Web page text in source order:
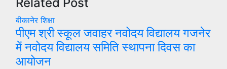
बीकानेरशिक्षा
पीएम श्री स्कूल जवाहर नवोदय विद्यालय गजनेर
में नवोदय विद्यालय समिति स्थापना दिवस का
आयोजन